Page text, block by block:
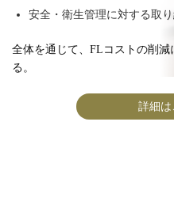
安全・衛生管理に対する取
全体を通じて、FLコストの削
る。
詳細は